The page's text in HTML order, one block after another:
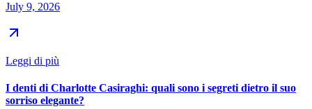
July 9, 2026
Leggi di più
I denti di Charlotte Casiraghi: quali sono i segreti dietro il suo
sorriso elegante?